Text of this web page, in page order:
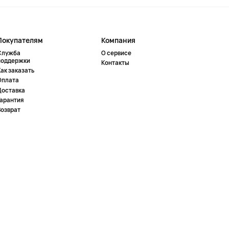
заказать
Компания
О сервисе
Контакты